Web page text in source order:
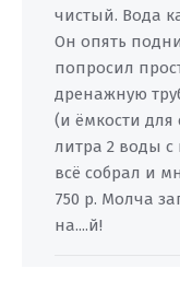
чистый. Вода
Он опять
попросил
дренажную
(и ёмкости для
литра 2 воды
всё собрал и
750 р. Молча
на....й!